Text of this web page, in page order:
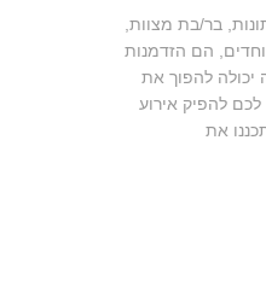
בר/בת מצוות,
הם הזדמנות
יכולה להפוך את
להפיק אירוע